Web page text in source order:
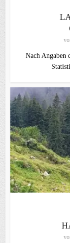
Nach Angaben